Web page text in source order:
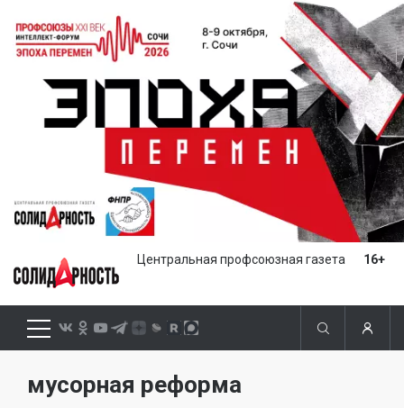
Центральная профсоюзная газета 16+
мусорная реформа